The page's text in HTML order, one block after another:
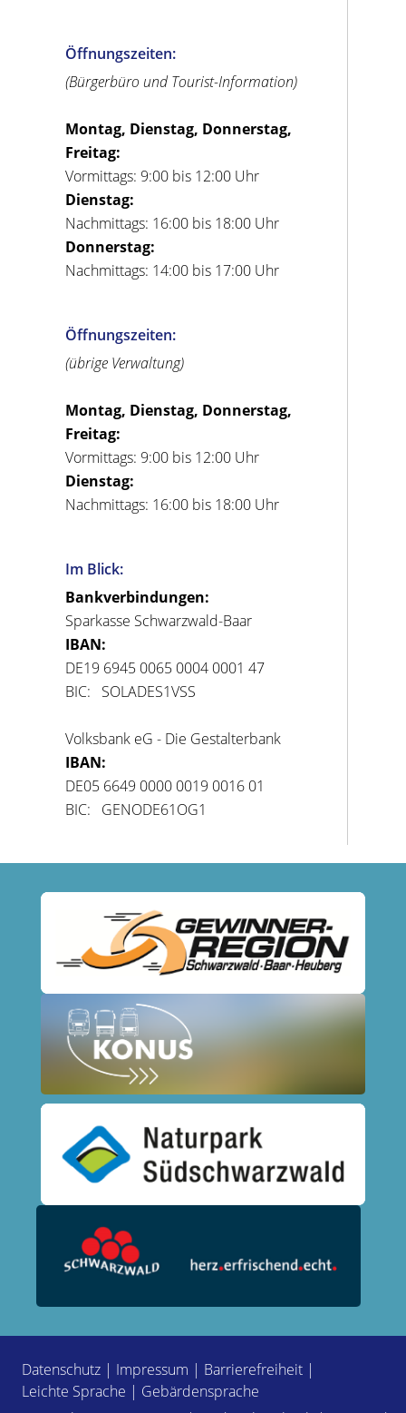
Öffnungszeiten:
(Bürgerbüro und Tourist-Information)
Montag, Dienstag, Donnerstag,
Freitag:
Vormittags: 9:00 bis 12:00 Uhr
Dienstag:
Nachmittags: 16:00 bis 18:00 Uhr
Donnerstag:
Nachmittags: 14:00 bis 17:00 Uhr
Öffnungszeiten:
(übrige Verwaltung)
Montag, Dienstag, Donnerstag,
Freitag:
Vormittags: 9:00 bis 12:00 Uhr
Dienstag:
Nachmittags: 16:00 bis 18:00 Uhr
Im Blick:
Bankverbindungen:
Sparkasse Schwarzwald-Baar
IBAN:
DE19 6945 0065 0004 0001 47
BIC: SOLADES1VSS
Volksbank eG - Die Gestalterbank
IBAN:
DE05 6649 0000 0019 0016 01
BIC: GENODE61OG1
Datenschutz | Impressum | Barrierefreiheit |
Leichte Sprache | Gebärdensprache